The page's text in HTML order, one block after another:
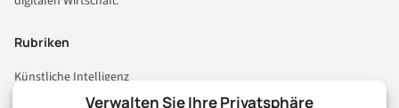
Verwalten Sie Ihre Privatsphäre
Rubriken
Künstliche Intelligenz
Technologie & IT